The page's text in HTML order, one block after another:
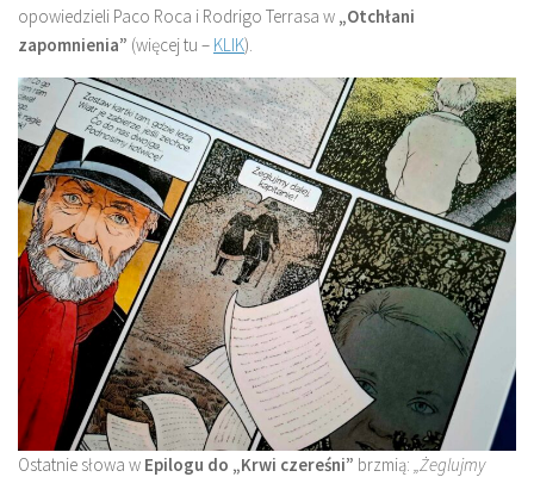
opowiedzieli Paco Roca i Rodrigo Terrasa w „Otchłani
zapomnienia” (więcej tu – KLIK).
Ostatnie słowa w Epilogu do „Krwi czereśni” brzmią: „Żeglujmy